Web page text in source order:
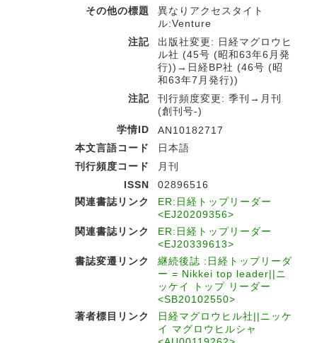
その他の標題
異なりアクセスタイト
ル:Venture
注記
出版社変更: 日経マグロウヒ
ル社 (45号 (昭和63年6月発
行))→日経BP社 (46号 (昭
和63年7月発行))
注記
刊行頻度変更: 季刊→月刊
(創刊号-)
学情ID
AN10182717
本文言語コード
日本語
刊行頻度コード
月刊
ISSN
02896516
関連書誌リンク
ER:日経トップリーダー
<EJ20209356>
関連書誌リンク
ER:日経トップリーダー
<EJ20339613>
書誌変遷リンク
継続後誌 :日経トップリーダ
ー = Nikkei top leader||ニ
ッケイ トップ リーダー
<SB20102550>
著者標目リンク
日経マグロウヒル社||ニッケ
イ マグロウヒルシャ